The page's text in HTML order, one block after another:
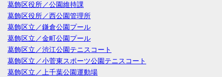
葛飾区役所／公園維持課
葛飾区役所／西公園管理所
葛飾区立／鎌倉公園プール
葛飾区立／金町公園プール
葛飾区立／渋江公園テニスコート
葛飾区立／小菅東スポーツ公園テニスコート
葛飾区立／上千葉公園運動場